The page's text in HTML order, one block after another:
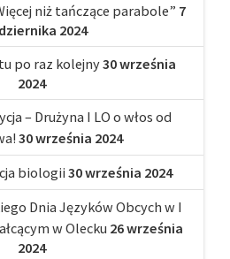
niż tańczące parabole” 7
2024
po raz kolejny30 września
2024
– Drużyna I LO o włos od
30 września 2024
biologii 30 września 2024
Dnia Języków Obcych w I
w Olecku 26 września
2024